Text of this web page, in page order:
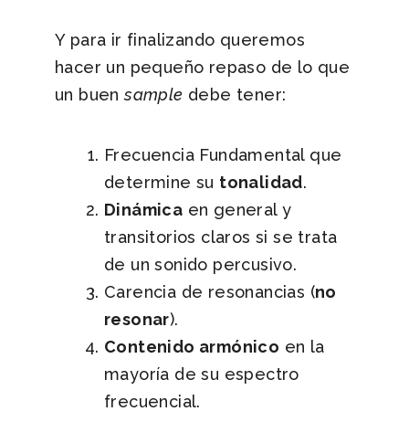
Y para ir finalizando queremos
hacer un pequeño repaso de lo que
un buensample debe tener:
Frecuencia Fundamental que
determine su tonalidad.
Dinámica en general y
transitorios claros si se trata
de un sonido percusivo.
Carencia de resonancias (no
resonar).
Contenido armónico en la
mayoría de su espectro
frecuencial.